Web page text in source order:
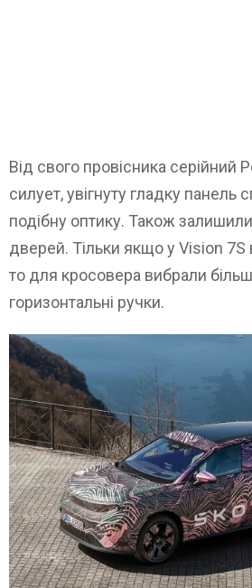
Від свого провісника серійний
силует, увігнуту гладку панель
подібну оптику. Також
дверей. Тільки якщо у Vision 7S
то для кросовера вибрали
горизонтальні ручки.